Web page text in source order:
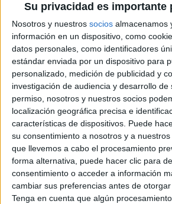
Su privacidad es importante
Nosotros y nuestros socios almacenamos
información en un dispositivo, como
datos personales, como identificadores
estándar enviada por un dispositivo para
personalizado, medición de publicidad y
investigación de audiencia y desarrollo de
permiso, nosotros y nuestros socios
localización geográfica precisa e
características de dispositivos. Puede
su consentimiento a nosotros y a
que llevemos a cabo el procesamiento
forma alternativa, puede hacer clic para
consentimiento o acceder a información
cambiar sus preferencias antes de
Tenga en cuenta que algún
Sobre ti
Soy:*
Chico
Chica
¿En qué año terminas (o terminaste)
Soy estudiante de:*